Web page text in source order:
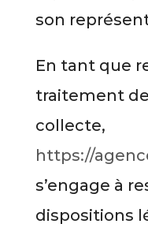
son
En tant que
traitement
collecte,
https://
s’engage à
dispositions